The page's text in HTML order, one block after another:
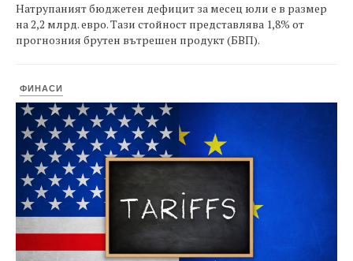
Натрупаният бюджетен дефицит за месец юли е в размер
на 2,2 млрд. евро. Тази стойност представлява 1,8% от
прогнозния брутен вътрешен продукт (БВП).
ФИНАСИ